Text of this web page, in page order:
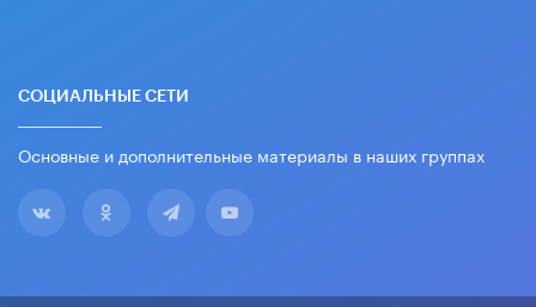
СОЦИАЛЬНЫЕ СЕТИ
Основные и дополнительные материалы в наших группах